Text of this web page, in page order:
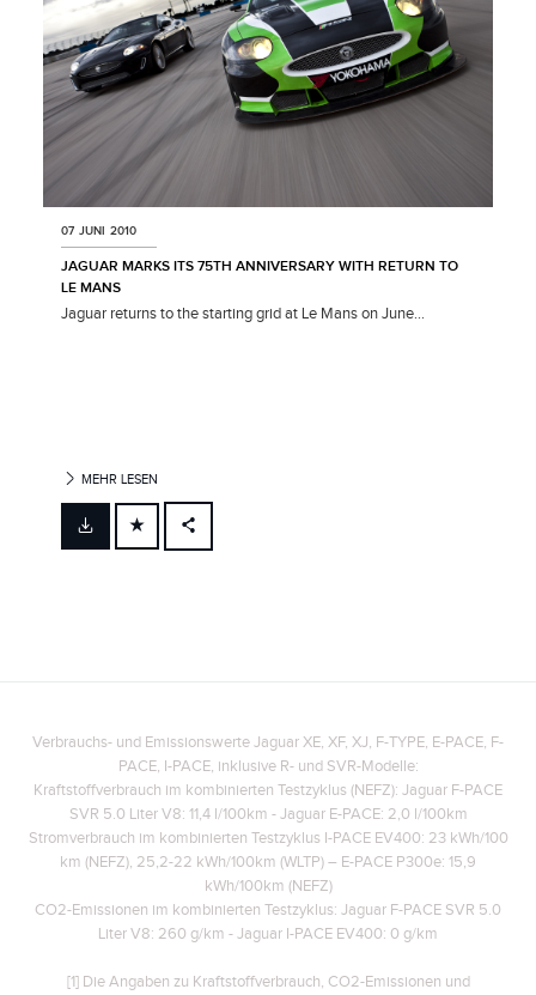
07 JUNI 2010
JAGUAR MARKS ITS 75TH ANNIVERSARY WITH RETURN TO
LE MANS
Jaguar returns to the starting grid at Le Mans on June...
MEHR LESEN
FACEBOOK
Verbrauchs- und Emissionswerte Jaguar XE, XF, XJ, F-TYPE, E-PACE, F-
PACE, I-PACE, inklusive R- und SVR-Modelle:
Kraftstoffverbrauch im kombinierten Testzyklus (NEFZ): Jaguar F-PACE
SVR 5.0 Liter V8: 11,4 l/100km - Jaguar E-PACE: 2,0 l/100km
Stromverbrauch im kombinierten Testzyklus I-PACE EV400: 23 kWh/100
km (NEFZ), 25,2-22 kWh/100km (WLTP)– E-PACE P300e: 15,9
kWh/100km (NEFZ)
CO2-Emissionen im kombinierten Testzyklus: Jaguar F-PACE SVR 5.0
Liter V8: 260 g/km - Jaguar I-PACE EV400: 0 g/km
[1] Die Angaben zu Kraftstoffverbrauch, CO2-Emissionen und